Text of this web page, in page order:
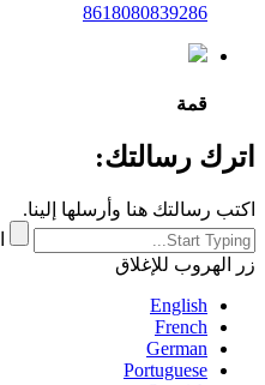
8618080839286
قمة
اترك رسالتك:
اكتب رسالتك هنا وأرسلها إلينا.
زر الهروب للإغلاق
English
French
German
Portuguese